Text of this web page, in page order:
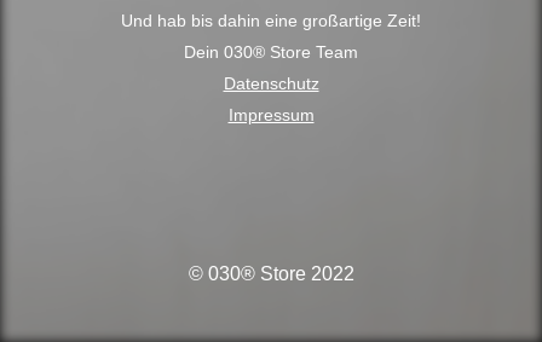
Und hab bis dahin eine großartige Zeit!
Dein 030® Store Team
Datenschutz
Impressum
© 030® Store 2022